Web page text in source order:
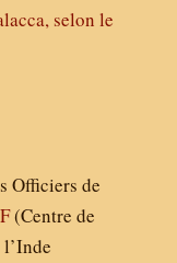
selon le
Officiers de
(Centre de